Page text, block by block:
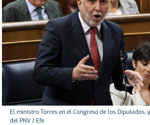
El ministro Torres en el Congreso de los Diputados,
del PNV / Efe